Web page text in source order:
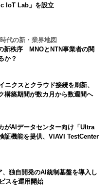
IoT Lab」を設立
代の新・業界地図
新秩序 MNOとNTN事業者の関
か？
ニクスとクラウド接続を刷新、
構築期間が数カ月から数週間へ
がAIデータセンター向け「Ultra
証機能を提供、VIAVI TestCenter
、独自開発のAI統制基盤を導入し
スを運用開始